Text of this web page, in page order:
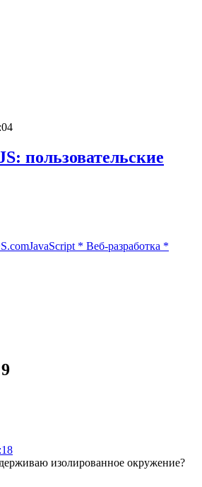
пользовательские
JavaScript * Веб-разработка *
9
изолированное окружение?